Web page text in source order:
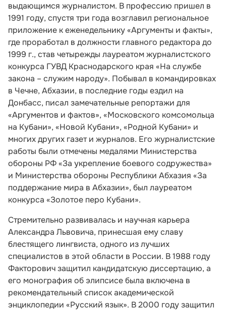
выдающимся журналистом. В профессию пришел в
1991 году, спустя три года возглавил региональное
приложение к еженедельнику «Аргументы и факты»,
где проработал в должности главного редактора до
1999 г., став четырежды лауреатом журналистского
конкурса ГУВД Краснодарского края «На службе
закона – служим народу». Побывал в командировках
в Чечне, Абхазии, в последние годы ездил на
Донбасс, писал замечательные репортажи для
«Аргументов и фактов», «Московского комсомольца
на Кубани», «Новой Кубани», «Родной Кубани» и
многих других газет и журналов. Его журналистские
работы были отмечены медалями Министeрства
oбoроны РФ «За укрепление боевого содружества»
и Министeрства oбороны Республики Абхазия «За
поддержание мира в Абхазии», был лауреатом
конкурса «Золотое перо Кубани».
Стремительно развивалась и научная карьера
Александра Львовича, принесшая ему славу
блестящего лингвиста, одного из лучших
специалистов в этой области в России. В 1988 году
Факторович защитил кандидатскую диссертацию, а
его монография об элипсисе была включена в
рекомендательный список академической
энциклопедии «Русский язык». В 2000 году защитил